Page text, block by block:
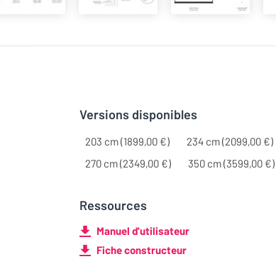
Versions disponibles
203 cm (1899,00 €)
234 cm (2099,00 €)
270 cm (2349,00 €)
350 cm (3599,00 €)
Ressources
Manuel d'utilisateur
Fiche constructeur